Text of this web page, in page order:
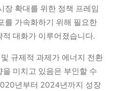
장 확대를 위한 정책 프레임
를 가속화하기 위해 필요한
대화가 이루어졌습니다.
규제적 과제가 에너지 전환
미치고 있음은 부인할 수
년부터 2024년까지 성장